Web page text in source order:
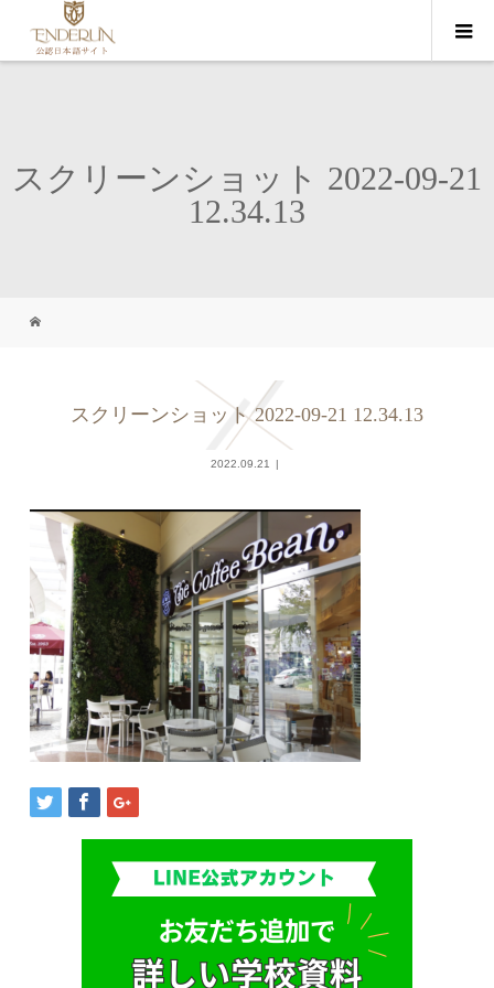
スクリーンショット 2022-09-21
12.34.13
スクリーンショット 2022-09-21 12.34.13
2022.09.21